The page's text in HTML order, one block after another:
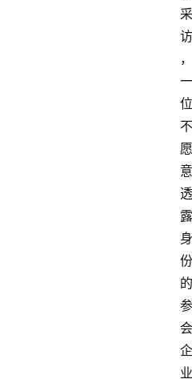
采
访
，
一
位
不
愿
意
透
露
身
份
的
参
会
企
业